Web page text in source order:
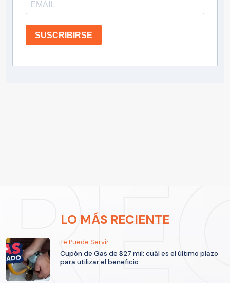
SUSCRIBIRSE
LO MÁS RECIENTE
Te Puede Servir
Cupón de Gas de $27 mil: cuál es el último plazo
para utilizar el beneficio